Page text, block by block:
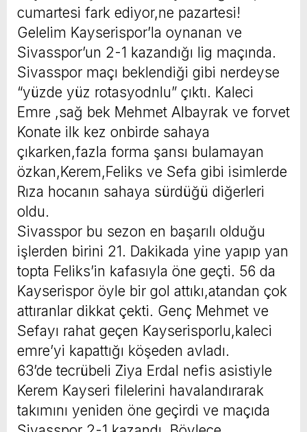
cumartesi fark ediyor,ne pazartesi!
Gelelim Kayserispor’la oynanan ve
Sivasspor’un 2-1 kazandığı lig maçında.
Sivasspor maçı beklendiği gibi nerdeyse
“yüzde yüz rotasyodnlu” çıktı. Kaleci
Emre ,sağ bek Mehmet Albayrak ve forvet
Konate ilk kez onbirde sahaya
çıkarken,fazla forma şansı bulamayan
özkan,Kerem,Feliks ve Sefa gibi isimlerde
Rıza hocanın sahaya sürdüğü diğerleri
oldu.
Sivasspor bu sezon en başarılı olduğu
işlerden birini 21. Dakikada yine yapıp yan
topta Feliks’in kafasıyla öne geçti. 56 da
Kayserispor öyle bir gol attıkı,atandan çok
attıranlar dikkat çekti. Genç Mehmet ve
Sefayı rahat geçen Kayserisporlu,kaleci
emre’yi kapattığı köşeden avladı.
63’de tecrübeli Ziya Erdal nefis asistiyle
Kerem Kayseri filelerini havalandırarak
takımını yeniden öne geçirdi ve maçıda